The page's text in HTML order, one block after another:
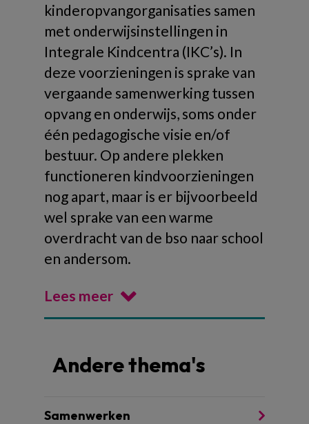
kinderopvangorganisaties samen
met onderwijsinstellingen in
Integrale Kindcentra (IKC’s). In
deze voorzieningen is sprake van
vergaande samenwerking tussen
opvang en onderwijs, soms onder
één pedagogische visie en/of
bestuur. Op andere plekken
functioneren kindvoorzieningen
nog apart, maar is er bijvoorbeeld
wel sprake van een warme
overdracht van de bso naar school
en andersom.
Lees meer
Andere thema's
Samenwerken